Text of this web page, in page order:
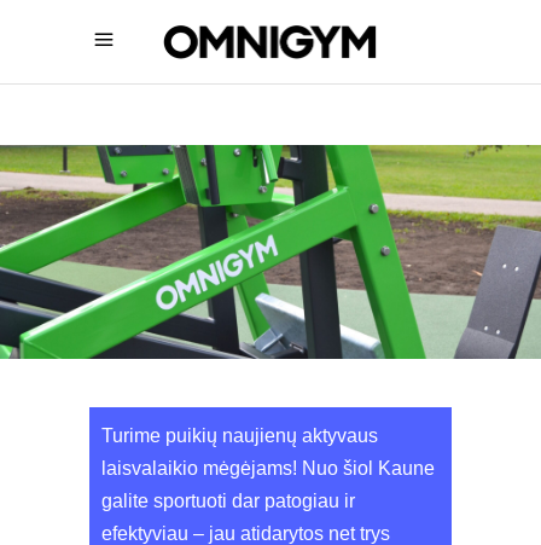
Turime puikių naujienų aktyvaus
laisvalaikio mėgėjams! Nuo šiol Kaune
galite sportuoti dar patogiau ir
efektyviau – jau atidarytos net trys